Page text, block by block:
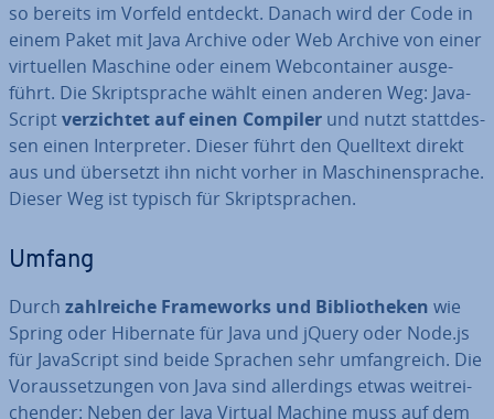
so bereits im Vorfeld entdeckt. Danach wird der Code in
einem Paket mit Java Archive oder Web Archive von einer
vir­tu­el­len Maschine oder einem Web­con­tai­ner aus­ge­
führt. Die Skript­spra­che wählt einen anderen Weg: Ja­va­
Scriptver­zich­tet auf einen Compiler und nutzt statt­des­
sen einen In­ter­pre­ter. Dieser führt den Quelltext direkt
aus und übersetzt ihn nicht vorher in Ma­schi­nen­spra­che.
Dieser Weg ist typisch für Skript­spra­chen.
Umfang
Durch zahl­rei­che Frame­works und Bi­blio­the­ken wie
Spring oder Hibernate für Java und jQuery oder Node.js
für Ja­va­Script sind beide Sprachen sehr um­fang­reich. Die
Vor­aus­set­zun­gen von Java sind al­ler­dings etwas weit­rei­
chen­der: Neben der Java Virtual Machine muss auf dem